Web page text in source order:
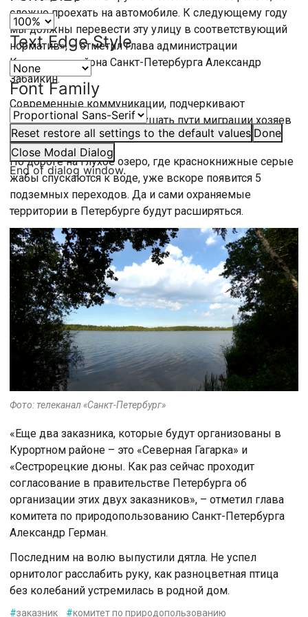
Text Edge Style
Font Family
Reset restore all settings to the default values Done
Close Modal Dialog
End of dialog window.
сложно проехать на автомобиле. К следующему году
мы должны перевести эту улицу в соответствующий
норматив», – отметил глава администрации
Курортного района Санкт-Петербурга Александр
Забайкин.
Современные коммуникации, подчеркивают
эксперты, не должны нарушать пути миграции хозяев
леса. Для серых жаб весна – самое опасное время.
По дороге на Глухое озеро, где краснокнижные серые
жабы спускаются к воде, уже вскоре появится 5
подземных переходов. Да и сами охраняемые
территории в Петербурге будут расширяться.
Фото: телеканал «Санкт-Петербург»
«Еще два заказника, которые будут организованы в
Курортном районе – это «Северная Гагарка» и
«Сестрорецкие дюны. Как раз сейчас проходит
согласование в правительстве Петербурга об
организации этих двух заказников», – отметил глава
комитета по природопользованию Санкт-Петербурга
Александр Герман.
Последним на волю выпустили дятла. Не успел
орнитолог расслабить руку, как разноцветная птица
без колебаний устремилась в родной дом.
#заказник #комитет по природопользованию